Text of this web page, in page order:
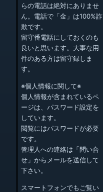
らの電話は絶対にありませ
ん。電話で「金」は100%詐
欺です。
留守番電話にしておくのも
良いと思います。大事な用
件のある方は留守録しま
す。
※個人情報に関して※
個人情報が含まれているペ
ージは、パスワード設定を
しています。
閲覧にはパスワードが必要
です。
管理人への連絡は「問い合
せ」からメールを送信して
下さい。
スマートフォンでもご覧い